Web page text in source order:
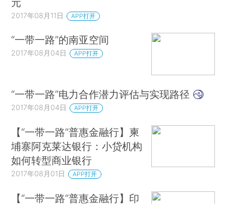
2017年08月11日 APP打开
“一带一路”的南亚空间
2017年08月04日 APP打开
“一带一路”电力合作潜力评估与实现路径
2017年08月04日 APP打开
【“一带一路”普惠金融行】柬
埔寨阿克莱达银行：小贷机构
如何转型商业银行
2017年08月01日 APP打开
【“一带一路”普惠金融行】印